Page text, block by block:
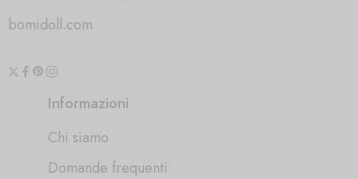
bomidoll.com
Informazioni
Chi siamo
Domande frequenti